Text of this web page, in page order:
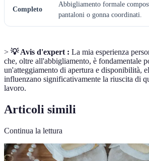
Completo
Abbigliamento formale
pantaloni o gonna coordinati.
> 💡 Avis d'expert : La mia esperienza
che, oltre all'abbigliamento, è fondamentale
un'atteggiamento di apertura e disponibilità,
influenzano significativamente la riuscita di
lavoro.
Articoli simili
Continua la lettura